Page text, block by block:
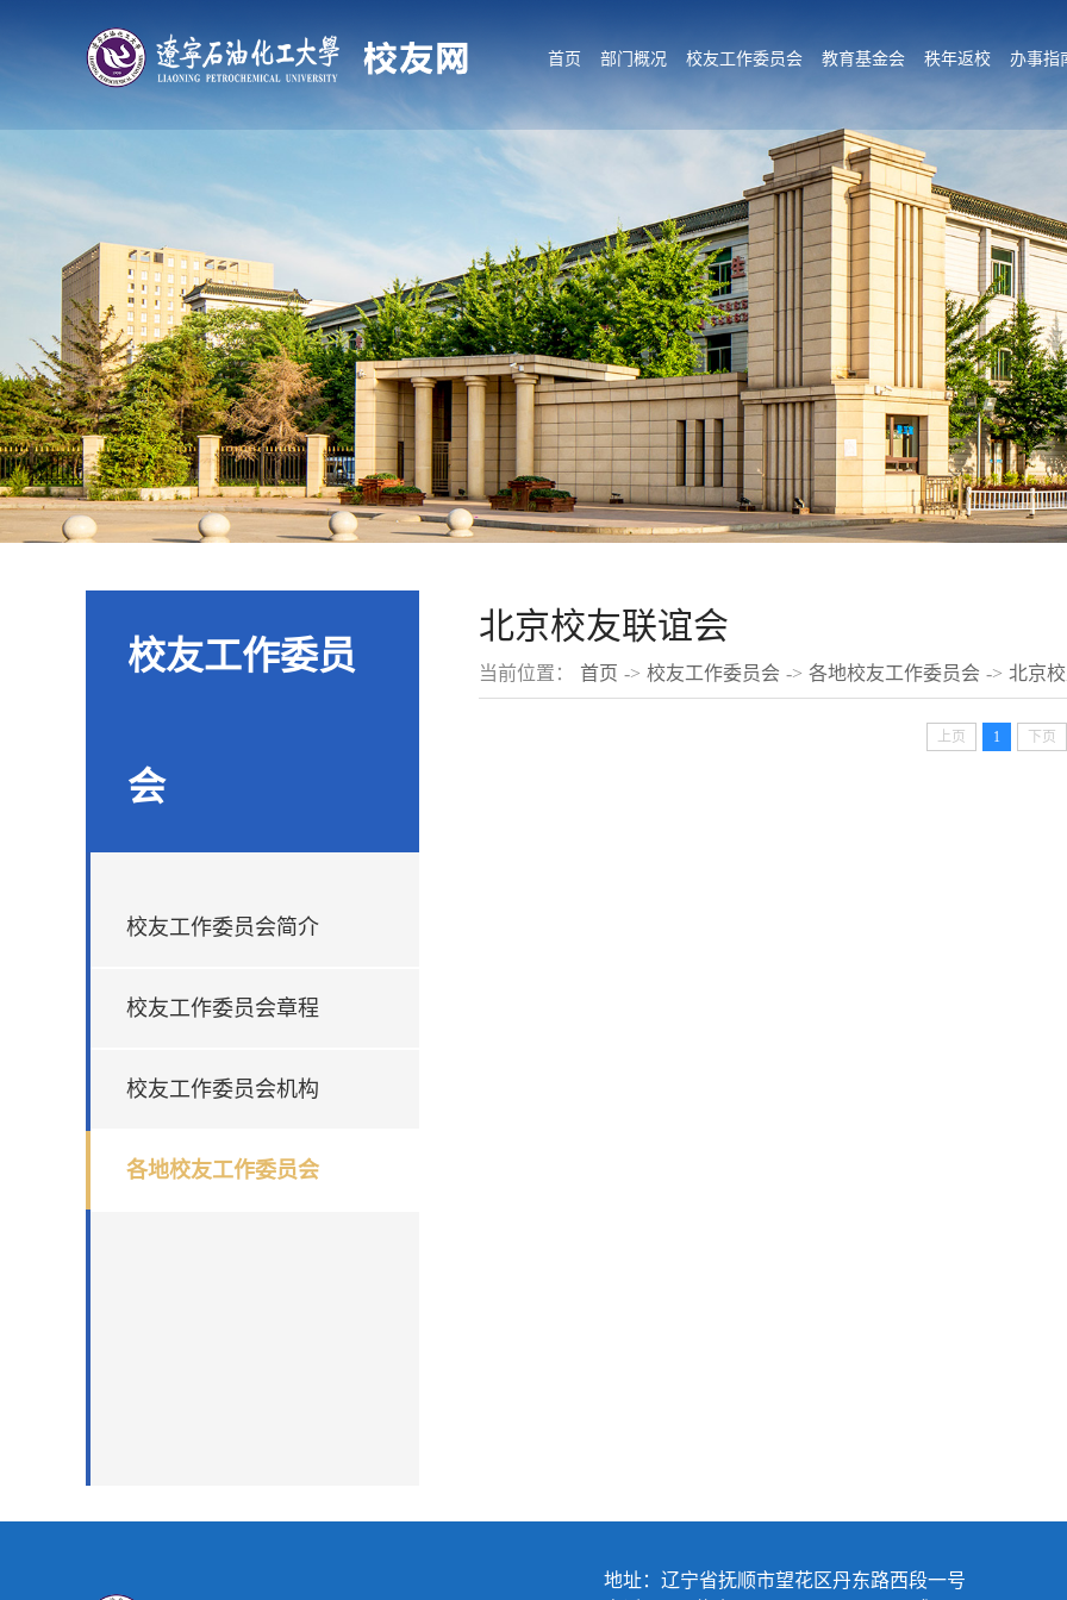
首页 部门概况 校友工作委员会 教育基金会 秩年返校 办事指
校友工作委员
会
校友工作委员会简介
校友工作委员会章程
校友工作委员会机构
各地校友工作委员会
北京校友联谊会
当前位置： 首页 -> 校友工作委员会 -> 各地校友工作委员会 -> 北京
上页 1 下页
地址：辽宁省抚顺市望花区丹东路西段一号